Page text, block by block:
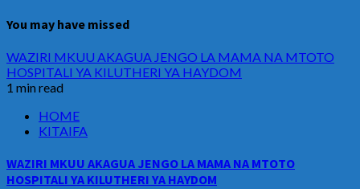
You may have missed
WAZIRI MKUU AKAGUA JENGO LA MAMA NA MTOTO
HOSPITALI YA KILUTHERI YA HAYDOM
1 min read
HOME
KITAIFA
WAZIRI MKUU AKAGUA JENGO LA MAMA NA MTOTO
HOSPITALI YA KILUTHERI YA HAYDOM